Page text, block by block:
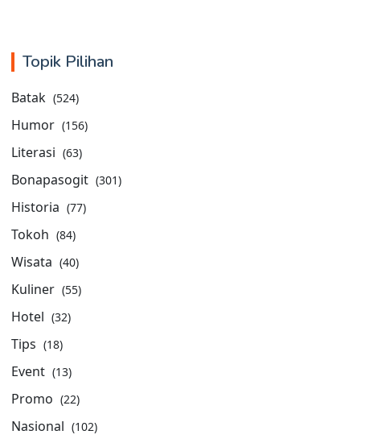
Topik Pilihan
Batak (524)
Humor (156)
Literasi (63)
Bonapasogit (301)
Historia (77)
Tokoh (84)
Wisata (40)
Kuliner (55)
Hotel (32)
Tips (18)
Event (13)
Promo (22)
Nasional (102)